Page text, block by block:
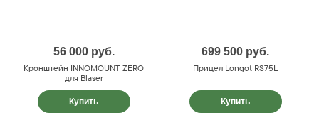
56 000 руб.
Кронштейн INNOMOUNT ZERO
для Blaser
Купить
699 500 руб.
Прицел Longot RS75L
Купить